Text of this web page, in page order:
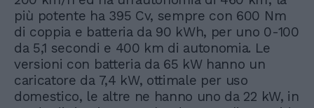
più potente ha 395 Cv, sempre con 600 Nm
di coppia e batteria da 90 kWh, per uno 0-100
da 5,1 secondi e 400 km di autonomia. Le
versioni con batteria da 65 kW hanno un
caricatore da 7,4 kW, ottimale per uso
domestico, le altre ne hanno uno da 22 kW, in